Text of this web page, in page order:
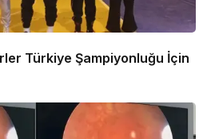
Türkiye Şampiyonluğu İçin